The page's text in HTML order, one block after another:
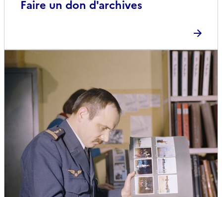
Faire un don d'archives